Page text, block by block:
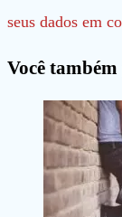
usuário
comentar
mail
comentar
seu
(opcional)
seus dados em
Você